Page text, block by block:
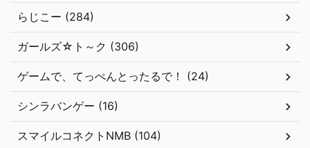
らじこー (284)
ガールズ☆ト～ク (306)
ゲームで、てっぺんとったるで！ (24)
シンラバンゲー (16)
スマイルコネクトNMB (104)